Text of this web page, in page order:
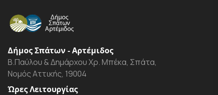
Δήμος Σπάτων - Αρτέμιδος
Β.Παύλου & Δημάρχου Χρ. Μπέκα, Σπάτα,
Νομός Αττικής, 19004
Ώρες Λειτουργίας